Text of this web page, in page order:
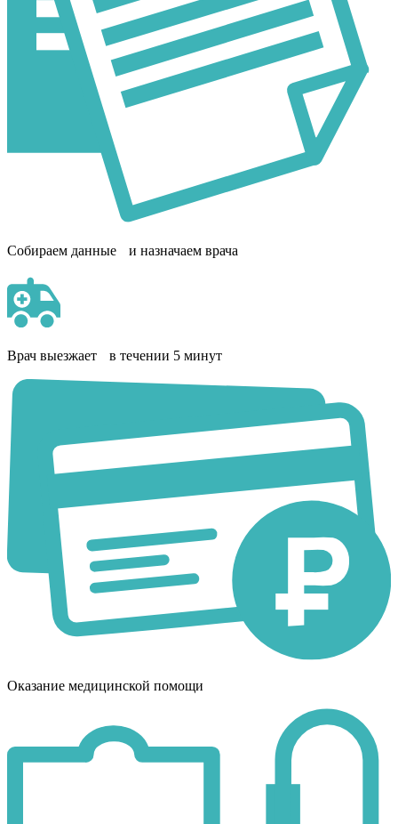
Собираем данные и назначаем врача
Врач выезжает в течении 5 минут
Оказание медицинской помощи